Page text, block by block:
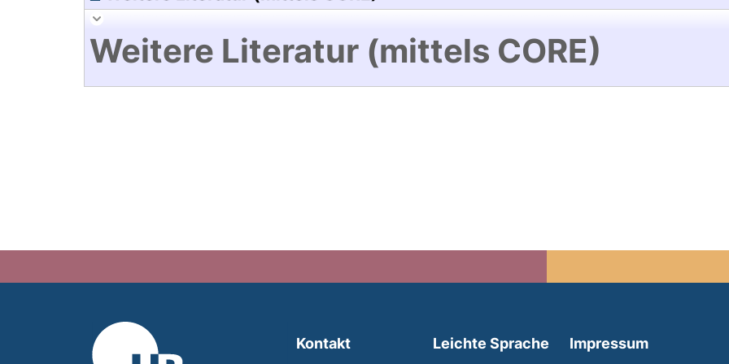
Weitere Literatur (mittels CORE)
Kontakt Leichte Sprache (external link, opens in a
Impressum